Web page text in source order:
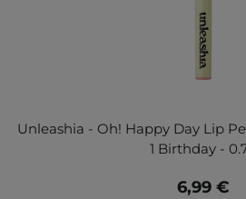
Unleashia - Oh! Happy Day Lip
1 Birthday -
6,99 €